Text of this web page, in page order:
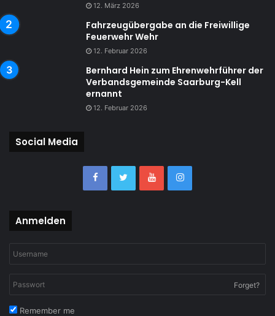
12. März 2026
Fahrzeugübergabe an die Freiwillige
Feuerwehr Wehr
12. Februar 2026
Bernhard Hein zum Ehrenwehrführer der
Verbandsgemeinde Saarburg-Kell
ernannt
12. Februar 2026
Social Media
Anmelden
Forget?
Remember me